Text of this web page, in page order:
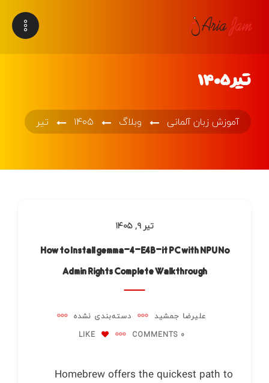
تیر ۱۴۰۵
آموزش زبان آلمانی وبلاگ ۱۴۰۵ تیر
تیر ۹, ۱۴۰۵
How to Install gemma-4-E4B-it PC with NPU No
Admin Rights Complete Walkthrough
علیرضا جمشید
دسته‌بندی نشده
0 COMMENTS
LIKE
Homebrew offers the quickest path to